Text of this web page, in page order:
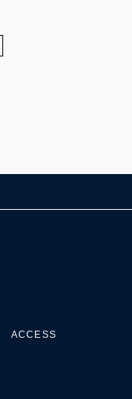
ACCESS